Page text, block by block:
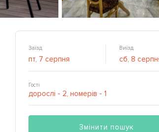
Заїзд Виїзд
Гості
Змінити пошук